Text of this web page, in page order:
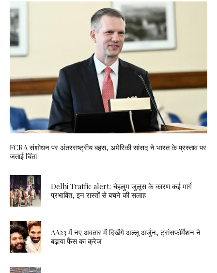
FCRA संशोधन पर अंतरराष्ट्रीय बहस, अमेरिकी सांसद ने भारत के प्रस्ताव पर
जताई चिंता
Delhi Traffic alert: चेहलुम जुलूस के कारण कई मार्ग
प्रभावित, इन रास्तों से बचने की सलाह
AA23 में नए अवतार में दिखेंगे अल्लू अर्जुन, ट्रांसफॉर्मेशन ने
बढ़ाया फैंस का क्रेज